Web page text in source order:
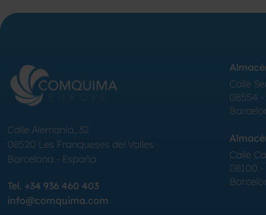
Calle Alemania, 32
08520 Les Franqueses del Valles
Barcelona - España
Tel. +34 936 460 403
info@comquima.com
Calle
08554 -
Calle
08100 -